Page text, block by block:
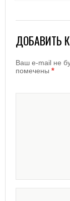
ДОБАВИТЬ
Ваш e-mail не
помечены *